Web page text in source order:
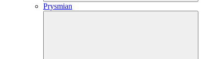
Prysmian